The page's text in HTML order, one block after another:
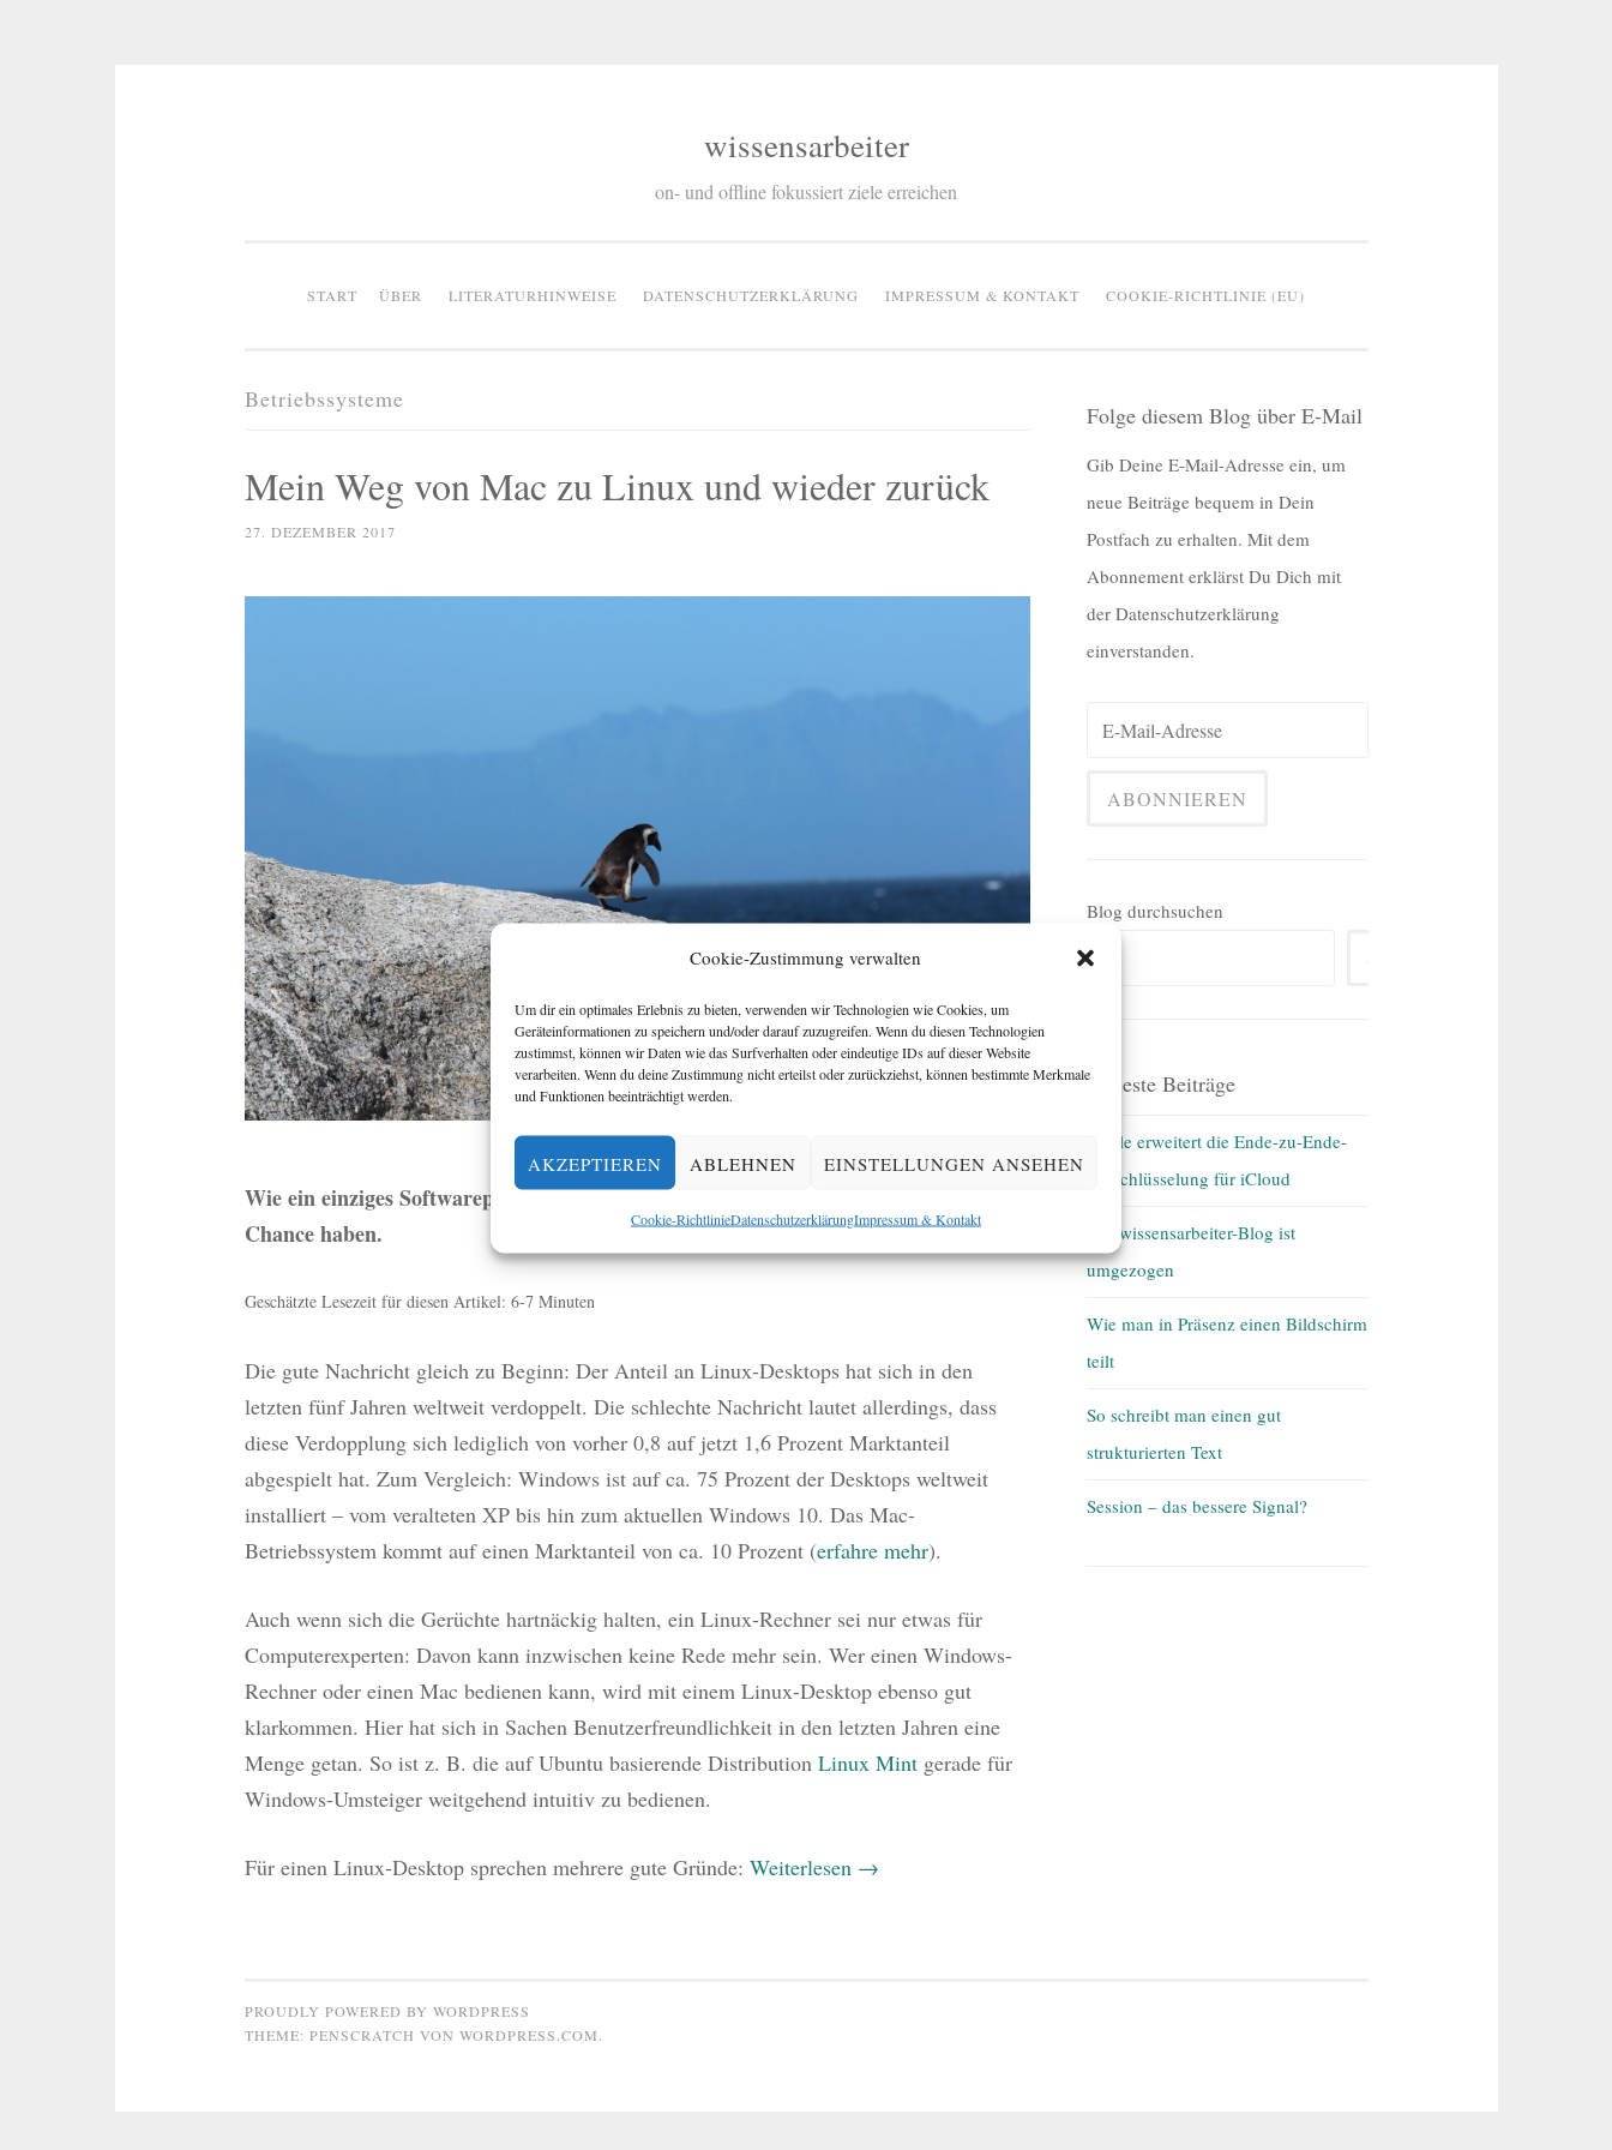
Cookie-Zustimmung verwalten
Um dir ein optimales Erlebnis zu bieten, verwenden wir Technologien wie Cookies, um
Geräteinformationen zu speichern und/oder darauf zuzugreifen. Wenn du diesen Technologien
zustimmst, können wir Daten wie das Surfverhalten oder eindeutige IDs auf dieser Website
verarbeiten. Wenn du deine Zustimmung nicht erteilst oder zurückziehst, können bestimmte Merkmale
und Funktionen beeinträchtigt werden.
AKZEPTIEREN ABLEHNEN EINSTELLUNGEN ANSEHEN
Cookie-RichtlinieDatenschutzerklärungImpressum & Kontakt
wissensarbeiter
on- und offline fokussiert ziele erreichen
START ÜBER LITERATURHINWEISE DATENSCHUTZERKLÄRUNG IMPRESSUM & KONTAKT COOKIE-RICHTLINIE (EU)
Betriebssysteme
Mein Weg von Mac zu Linux und wieder zurück
27. DEZEMBER 2017
Wie ein einziges Softwarepaket dafür sorgt, dass Linux-Desktops weiterhin keine
Chance haben.
Geschätzte Lesezeit für diesen Artikel: 6-7 Minuten
Die gute Nachricht gleich zu Beginn: Der Anteil an Linux-Desktops hat sich in den
letzten fünf Jahren weltweit verdoppelt. Die schlechte Nachricht lautet allerdings, dass
diese Verdopplung sich lediglich von vorher 0,8 auf jetzt 1,6 Prozent Marktanteil
abgespielt hat. Zum Vergleich: Windows ist auf ca. 75 Prozent der Desktops weltweit
installiert – vom veralteten XP bis hin zum aktuellen Windows 10. Das Mac-
Betriebssystem kommt auf einen Marktanteil von ca. 10 Prozent (erfahre mehr).
Auch wenn sich die Gerüchte hartnäckig halten, ein Linux-Rechner sei nur etwas für
Computerexperten: Davon kann inzwischen keine Rede mehr sein. Wer einen Windows-
Rechner oder einen Mac bedienen kann, wird mit einem Linux-Desktop ebenso gut
klarkommen. Hier hat sich in Sachen Benutzerfreundlichkeit in den letzten Jahren eine
Menge getan. So ist z. B. die auf Ubuntu basierende Distribution Linux Mintgerade für
Windows-Umsteiger weitgehend intuitiv zu bedienen.
Für einen Linux-Desktop sprechen mehrere gute Gründe: Weiterlesen →
Folge diesem Blog über E-Mail
Gib Deine E-Mail-Adresse ein, um
neue Beiträge bequem in Dein
Postfach zu erhalten. Mit dem
Abonnement erklärst Du Dich mit
der Datenschutzerklärung
einverstanden.
Blog durchsuchen
Neueste Beiträge
Apple erweitert die Ende-zu-Ende-
Verschlüsselung für iCloud
Der wissensarbeiter-Blog ist
umgezogen
Wie man in Präsenz einen Bildschirm
teilt
So schreibt man einen gut
strukturierten Text
Session – das bessere Signal?
PROUDLY POWERED BY WORDPRESS
THEME: PENSCRATCH VON WORDPRESS.COM.